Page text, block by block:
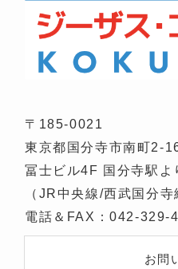
〒185-0021
東京都国分寺市南町2-
冨士ビル4F 国分寺駅よ
（JR中央線/西武国分寺
電話＆FAX：042-329-
お問